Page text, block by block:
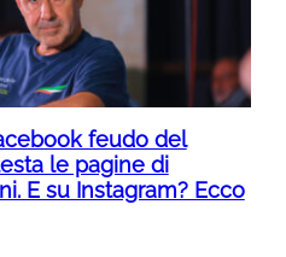
feudo del
le pagine di
E su Instagram? Ecco